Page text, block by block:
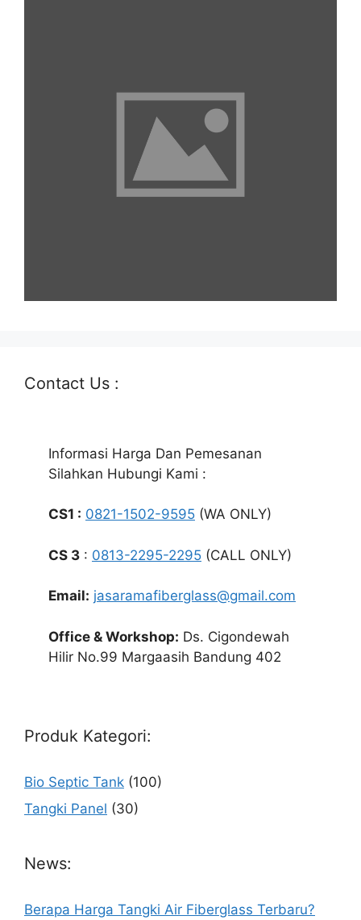
Contact Us :
Informasi Harga Dan Pemesanan
Silahkan Hubungi Kami :
CS1 : 0821-1502-9595 (WA ONLY)
CS 3 : 0813-2295-2295 (CALL ONLY)
Email: jasaramafiberglass@gmail.com
Office & Workshop: Ds. Cigondewah
Hilir No.99 Margaasih Bandung 402
Produk Kategori:
Bio Septic Tank (100)
Tangki Panel (30)
News:
Berapa Harga Tangki Air Fiberglass Terbaru?